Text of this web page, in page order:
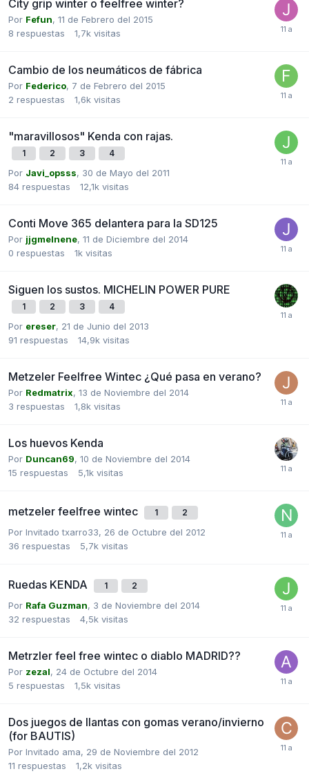
City grip winter o feelfree winter?
Por Fefun, 11 de Febrero del 2015
8 respuestas 1,7k visitas
Cambio de los neumáticos de fábrica
Por Federico, 7 de Febrero del 2015
2 respuestas 1,6k visitas
"maravillosos" Kenda con rajas.
1 2 3 4
Por Javi_opsss, 30 de Mayo del 2011
84 respuestas 12,1k visitas
Conti Move 365 delantera para la SD125
Por jjgmelnene, 11 de Diciembre del 2014
0 respuestas 1k visitas
Siguen los sustos. MICHELIN POWER PURE
1 2 3 4
Por ereser, 21 de Junio del 2013
91 respuestas 14,9k visitas
Metzeler Feelfree Wintec ¿Qué pasa en verano?
Por Redmatrix, 13 de Noviembre del 2014
3 respuestas 1,8k visitas
Los huevos Kenda
Por Duncan69, 10 de Noviembre del 2014
15 respuestas 5,1k visitas
metzeler feelfree wintec 1 2
Por Invitado txarro33, 26 de Octubre del 2012
36 respuestas 5,7k visitas
Ruedas KENDA 1 2
Por Rafa Guzman, 3 de Noviembre del 2014
32 respuestas 4,5k visitas
Metrzler feel free wintec o diablo MADRID??
Por zezal, 24 de Octubre del 2014
5 respuestas 1,5k visitas
Dos juegos de llantas con gomas verano/invierno
(for BAUTIS)
Por Invitado ama, 29 de Noviembre del 2012
11 respuestas 1,2k visitas